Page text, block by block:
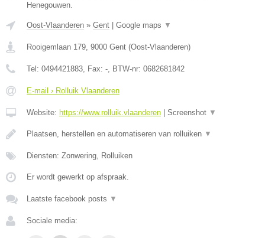
Henegouwen.
Oost-Vlaanderen » Gent Google maps ▼
Rooigemlaan 179, 9000 Gent (Oost-Vlaanderen)
Tel: 0494421883, Fax: -, BTW-nr: 0682681842
E-mail › Rolluik Vlaanderen
Website: https://www.rolluik.vlaanderen Screenshot ▼
Plaatsen, herstellen en automatiseren van rolluiken ▼
Diensten: Zonwering, Rolluiken
Er wordt gewerkt op afspraak.
Laatste facebook posts ▼
Sociale media: